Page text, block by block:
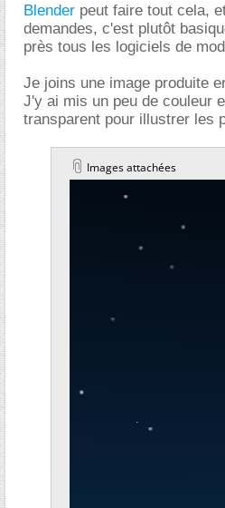
Blender peut faire tout cela,
demandes, c'est plutôt
près tous les logiciels de
Je joins une image produite
J'y ai mis un peu de couleur
transparent pour illustrer les
Images attachées